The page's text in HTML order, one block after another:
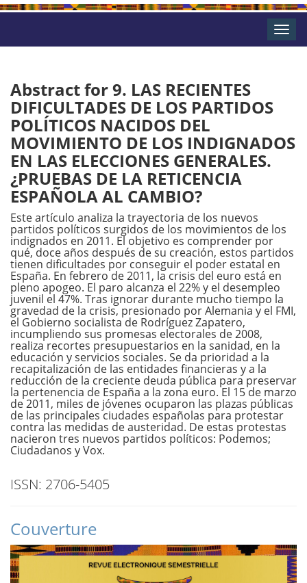
Toggle
Abstract for 9. LAS RECIENTES
DIFICULTADES DE LOS PARTIDOS
POLÍTICOS NACIDOS DEL
MOVIMIENTO DE LOS INDIGNADOS
EN LAS ELECCIONES GENERALES.
¿PRUEBAS DE LA RETICENCIA
ESPAÑOLA AL CAMBIO?
Este artículo analiza la trayectoria de los nuevos
partidos políticos surgidos de los movimientos de los
indignados en 2011. El objetivo es comprender por
qué, doce años después de su creación, estos partidos
tienen dificultades por conseguir el poder estatal en
España. En febrero de 2011, la crisis del euro está en
pleno apogeo. El paro alcanza el 22% y el desempleo
juvenil el 47%. Tras ignorar durante mucho tiempo la
gravedad de la crisis, presionado por Alemania y el FMI,
el Gobierno socialista de Rodríguez Zapatero,
incumpliendo sus promesas electorales de 2008,
realiza recortes presupuestarios en la sanidad, en la
educación y servicios sociales. Se da prioridad a la
recapitalización de las entidades financieras y a la
reducción de la creciente deuda pública para preservar
la pertenencia de España a la zona euro. El 15 de marzo
de 2011, miles de jóvenes ocuparon las plazas públicas
de las principales ciudades españolas para protestar
contra las medidas de austeridad. De estas protestas
nacieron tres nuevos partidos políticos: Podemos;
Ciudadanos y Vox.
ISSN: 2706-5405
Couverture